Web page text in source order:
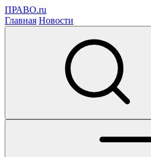
ПРАВО.ru
Главная Новости